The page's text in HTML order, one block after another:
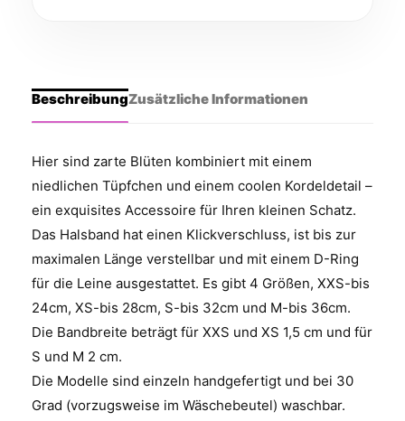
BeschreibungZusätzliche Informationen
Hier sind zarte Blüten kombiniert mit einem
niedlichen Tüpfchen und einem coolen Kordeldetail –
ein exquisites Accessoire für Ihren kleinen Schatz.
Das Halsband hat einen Klickverschluss, ist bis zur
maximalen Länge verstellbar und mit einem D-Ring
für die Leine ausgestattet. Es gibt 4 Größen, XXS-bis
24cm, XS-bis 28cm, S-bis 32cm und M-bis 36cm.
Die Bandbreite beträgt für XXS und XS 1,5 cm und für
S und M 2 cm.
Die Modelle sind einzeln handgefertigt und bei 30
Grad (vorzugsweise im Wäschebeutel) waschbar.